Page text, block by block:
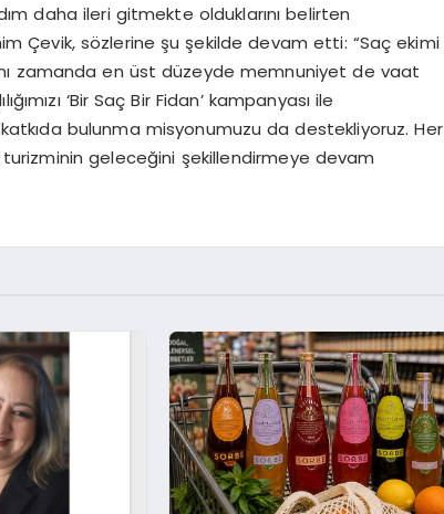
daha ileri gitmekte olduklarını belirten
Çevik, sözlerine şu şekilde devam etti: “Saç ekimi
zamanda en üst düzeyde memnuniyet de vaat
‘Bir Saç Bir Fidan’ kampanyası ile
bulunma misyonumuzu da destekliyoruz. Her
geleceğini şekillendirmeye devam